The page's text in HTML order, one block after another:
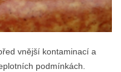
vnější kontaminací a
podmínkách.